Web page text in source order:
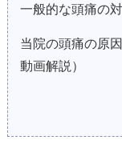
一般的な頭痛の
当院の頭痛の原
動画解説）